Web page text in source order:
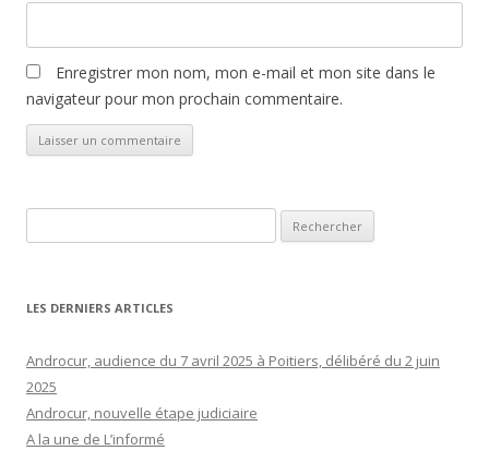
Enregistrer mon nom, mon e-mail et mon site dans le
navigateur pour mon prochain commentaire.
LES DERNIERS ARTICLES
Androcur, audience du 7 avril 2025 à Poitiers, délibéré du 2 juin
2025
Androcur, nouvelle étape judiciaire
A la une de L’informé